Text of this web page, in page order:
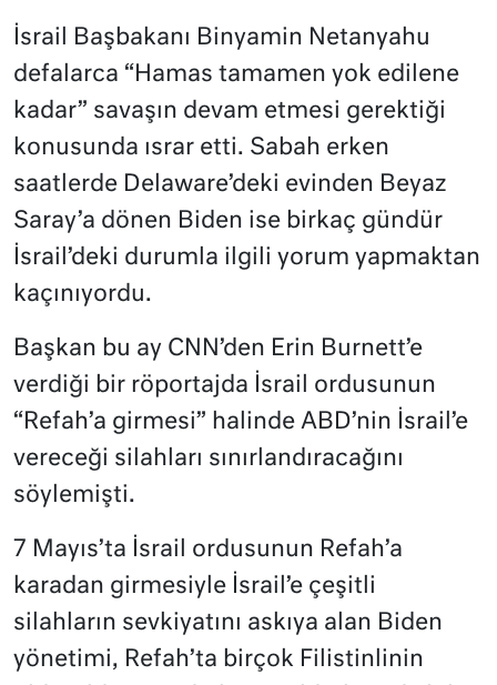
İsrail Başbakanı Binyamin Netanyahu
defalarca “Hamas tamamen yok edilene
kadar” savaşın devam etmesi gerektiği
konusunda ısrar etti. Sabah erken
saatlerde Delaware’deki evinden Beyaz
Saray’a dönen Biden ise birkaç gündür
İsrail’deki durumla ilgili yorum yapmaktan
kaçınıyordu.
Başkan bu ay CNN’den Erin Burnett’e
verdiği bir röportajda İsrail ordusunun
“Refah’a girmesi” halinde ABD’nin İsrail’e
vereceği silahları sınırlandıracağını
söylemişti.
7 Mayıs’ta İsrail ordusunun Refah’a
karadan girmesiyle İsrail’e çeşitli
silahların sevkiyatını askıya alan Biden
yönetimi, Refah’ta birçok Filistinlinin